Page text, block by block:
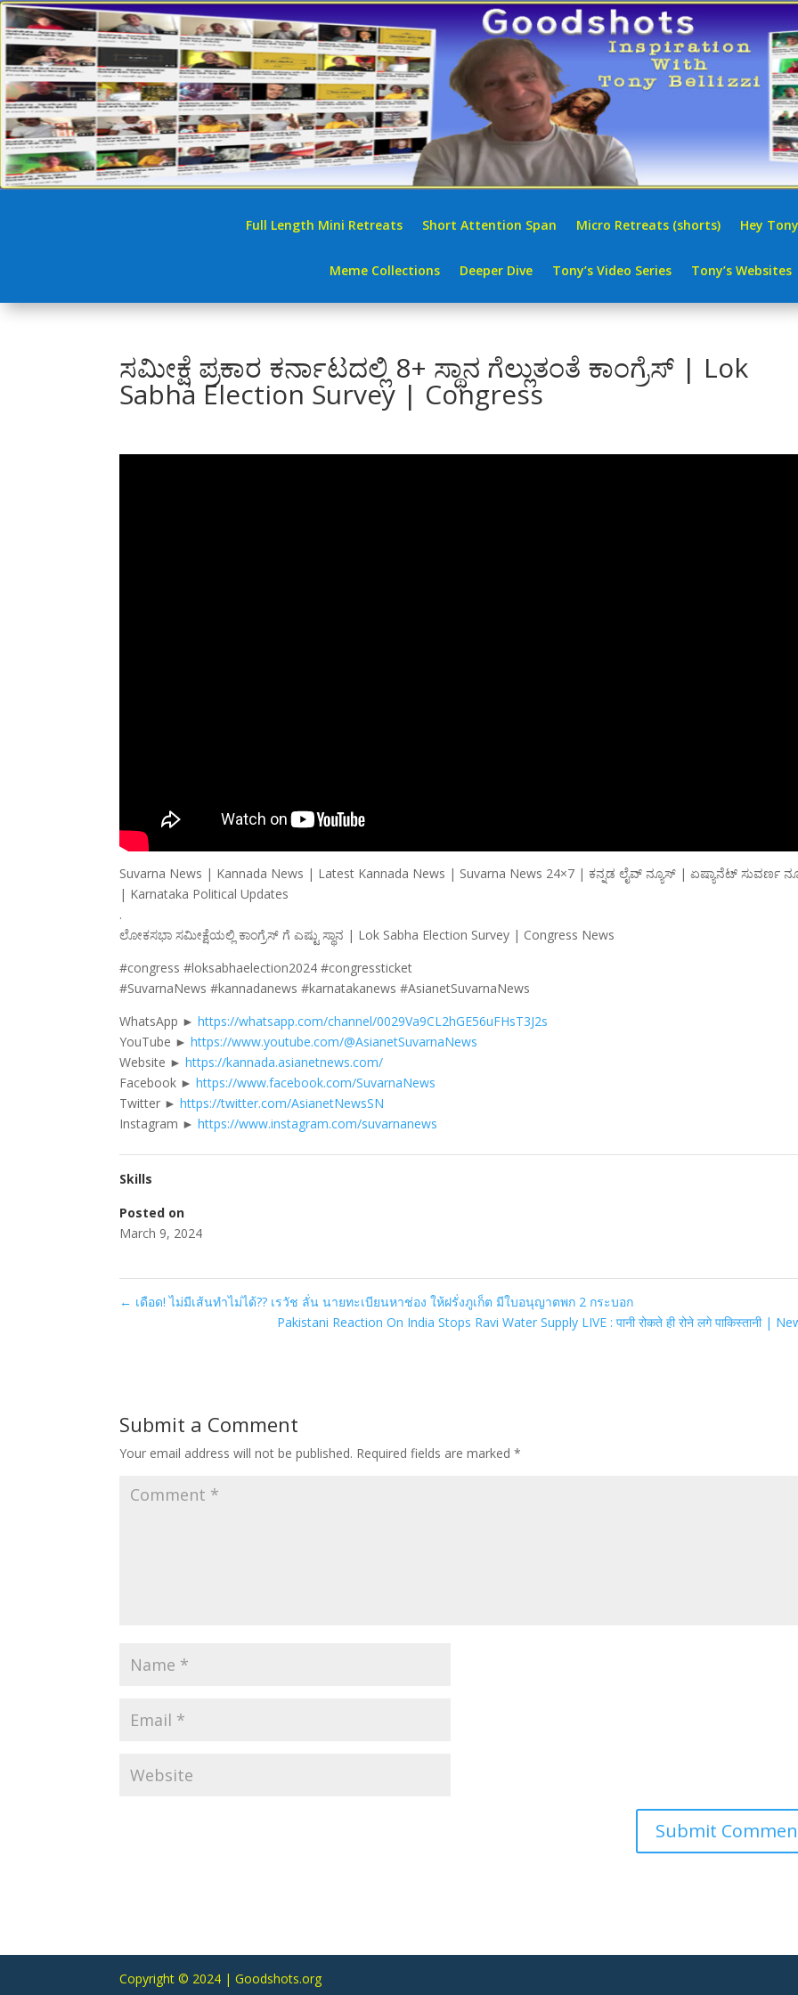
Full Length Mini Retreats Short Attention Span Micro Retreats (shorts) Hey
Meme Collections Deeper Dive Tony’s Video Series Tony’s Websites
ಸಮೀಕ್ಷೆ ಪ್ರಕಾರ ಕರ್ನಾಟದಲ್ಲಿ 8+ ಸ್ಥಾನ ಗೆಲ್ಲುತಂತೆ ಕಾಂಗ್ರೆಸ್ | Lok
Sabha Election Survey | Congress
Suvarna News | Kannada News | Latest Kannada News | Suvarna News 24×7 | ಕನ್ನಡ ಲೈವ್ ನ್ಯೂಸ್ | ಏಷ್ಯಾನೆಟ್ ಸುವರ್ಣ
| Karnataka Political Updates
.
ಲೋಕಸಭಾ ಸಮೀಕ್ಷೆಯಲ್ಲಿ ಕಾಂಗ್ರೆಸ್ ಗೆ ಎಷ್ಟು ಸ್ಥಾನ | Lok Sabha Election Survey | Congress News
#congress #loksabhaelection2024 #congressticket
#SuvarnaNews #kannadanews #karnatakanews #AsianetSuvarnaNews
WhatsApp ►https://whatsapp.com/channel/0029Va9CL2hGE56uFHsT3J2s
YouTube ►https://www.youtube.com/@AsianetSuvarnaNews
Website ►https://kannada.asianetnews.com/
Facebook ►https://www.facebook.com/SuvarnaNews
Twitter ►https://twitter.com/AsianetNewsSN
Instagram ►https://www.instagram.com/suvarnanews
Skills
Posted on
March 9, 2024
← เดือด! ไม่มีเส้นทำไม่ได้?? เรวัช ลั่น นายทะเบียนหาช่อง ให้ฝรั่งภูเก็ต มีใบอนุญาตพก 2 กระบอก
Pakistani Reaction On India Stops Ravi Water Supply LIVE : पानी रोकते ही रोने लगे पाकिस्तानी |
Submit a Comment
Your email address will not be published. Required fields are marked*
Copyright © 2024 | Goodshots.org